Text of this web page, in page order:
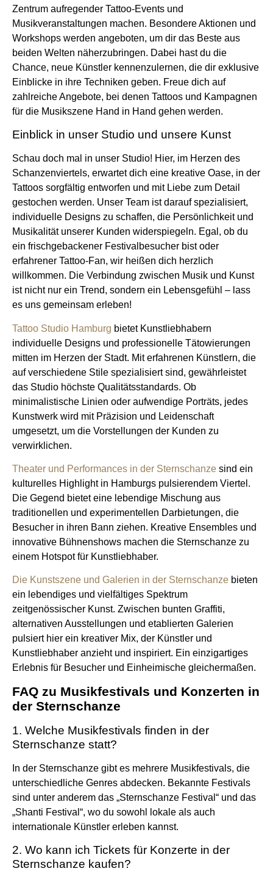
Zentrum aufregender Tattoo-Events und
Musikveranstaltungen machen. Besondere Aktionen und
Workshops werden angeboten, um dir das Beste aus
beiden Welten näherzubringen. Dabei hast du die
Chance, neue Künstler kennenzulernen, die dir exklusive
Einblicke in ihre Techniken geben. Freue dich auf
zahlreiche Angebote, bei denen Tattoos und Kampagnen
für die Musikszene Hand in Hand gehen werden.
Einblick in unser Studio und unsere Kunst
Schau doch mal in unser Studio! Hier, im Herzen des
Schanzenviertels, erwartet dich eine kreative Oase, in der
Tattoos sorgfältig entworfen und mit Liebe zum Detail
gestochen werden. Unser Team ist darauf spezialisiert,
individuelle Designs zu schaffen, die Persönlichkeit und
Musikalität unserer Kunden widerspiegeln. Egal, ob du
ein frischgebackener Festivalbesucher bist oder
erfahrener Tattoo-Fan, wir heißen dich herzlich
willkommen. Die Verbindung zwischen Musik und Kunst
ist nicht nur ein Trend, sondern ein Lebensgefühl – lass
es uns gemeinsam erleben!
Tattoo Studio Hamburg bietet Kunstliebhabern
individuelle Designs und professionelle Tätowierungen
mitten im Herzen der Stadt. Mit erfahrenen Künstlern, die
auf verschiedene Stile spezialisiert sind, gewährleistet
das Studio höchste Qualitätsstandards. Ob
minimalistische Linien oder aufwendige Porträts, jedes
Kunstwerk wird mit Präzision und Leidenschaft
umgesetzt, um die Vorstellungen der Kunden zu
verwirklichen.
Theater und Performances in der Sternschanze sind ein
kulturelles Highlight in Hamburgs pulsierendem Viertel.
Die Gegend bietet eine lebendige Mischung aus
traditionellen und experimentellen Darbietungen, die
Besucher in ihren Bann ziehen. Kreative Ensembles und
innovative Bühnenshows machen die Sternschanze zu
einem Hotspot für Kunstliebhaber.
Die Kunstszene und Galerien in der Sternschanze bieten
ein lebendiges und vielfältiges Spektrum
zeitgenössischer Kunst. Zwischen bunten Graffiti,
alternativen Ausstellungen und etablierten Galerien
pulsiert hier ein kreativer Mix, der Künstler und
Kunstliebhaber anzieht und inspiriert. Ein einzigartiges
Erlebnis für Besucher und Einheimische gleichermaßen.
FAQ zu Musikfestivals und Konzerten in
der Sternschanze
1. Welche Musikfestivals finden in der
Sternschanze statt?
In der Sternschanze gibt es mehrere Musikfestivals, die
unterschiedliche Genres abdecken. Bekannte Festivals
sind unter anderem das „Sternschanze Festival“ und das
„Shanti Festival“, wo du sowohl lokale als auch
internationale Künstler erleben kannst.
2. Wo kann ich Tickets für Konzerte in der
Sternschanze kaufen?